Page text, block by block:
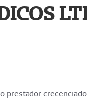
prestador